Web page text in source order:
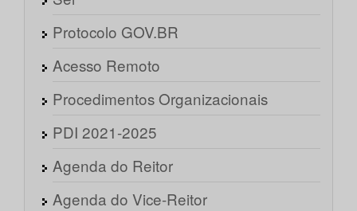
Protocolo GOV.BR
Acesso Remoto
Procedimentos Organizacionais
PDI 2021-2025
Agenda do Reitor
Agenda do Vice-Reitor